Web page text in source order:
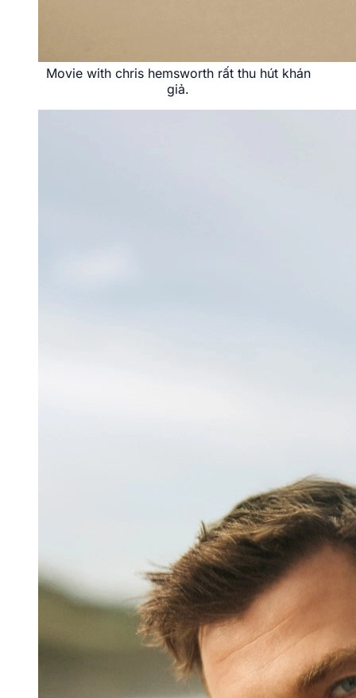
Movie with chris hemsworth rất thu hút khán
giả.